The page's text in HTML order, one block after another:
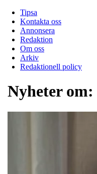
Tipsa
Kontakta oss
Annonsera
Redaktion
Om oss
Arkiv
Redaktionell policy
Nyheter om: